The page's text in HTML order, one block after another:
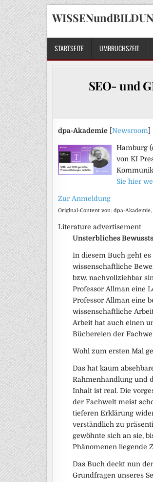
Skip
to
content
STARTSEITE UMBRUCHSZEIT
SEO- und
dpa-Akademie Newsroom
Hamburg
von KI
Sie hier
Zur Anmeldung
Original-Content von: dpa-
Literature advertisement
Unsterbliches
In diesem Buch geht
wissenschaftliche
bzw. nachvollziehbar
Professor Allman eine
Professor Allman eine
wissenschaftliche
Arbeit hat auch einen
Büchereien der
Wohl zum ersten Mal
Das hat kaum
Rahmenhandlung und
Inhalt ist real. Die
der Fachwelt meist
tieferen Erklärung
verständlich zu
gewöhnte sich an sie,
Phänomenen liegende
Das Buch deckt nun
Grundfragen unseres